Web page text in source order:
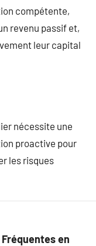
compétente,
revenu passif et,
leur capital
nécessite une
proactive pour
les risques
en